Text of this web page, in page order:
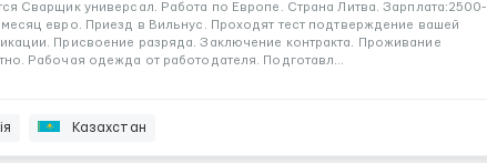
Сварщик универсал. Работа по Европе. Страна Литва. Зарплата:2500-
евро. Приезд в Вильнус. Проходят тест подтверждение вашей
Присвоение разряда. Заключение контракта. Проживание
Рабочая одежда от работодателя. Подготавл...
Казахстан